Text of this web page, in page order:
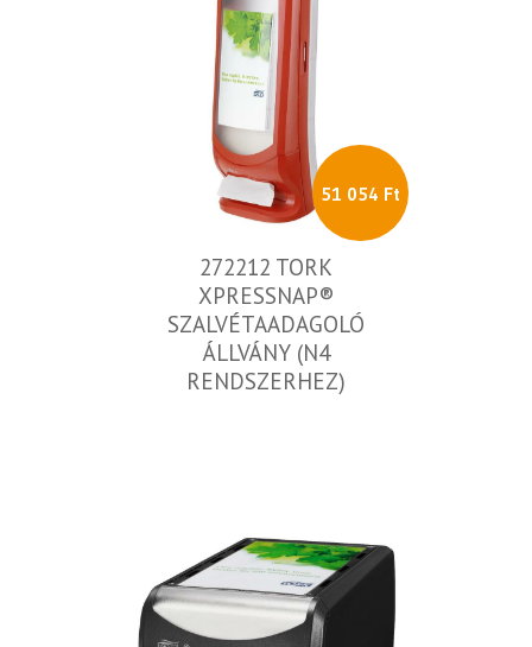
51 054 Ft
272212 TORK
XPRESSNAP®
SZALVÉTAADAGOLÓ
ÁLLVÁNY (N4
RENDSZERHEZ)